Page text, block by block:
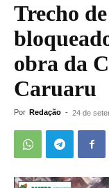
Trecho
obra da
Caruaru
Por Redação - 24 de